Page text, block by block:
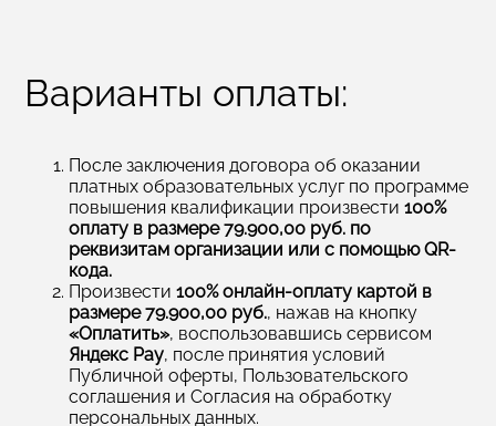
Варианты оплаты:
После заключения договора об оказании
платных образовательных услуг по программе
повышения квалификации произвести 100%
оплату в размере 79.900,00 руб. по
реквизитам организации или с помощью QR-
кода.
Произвести 100% онлайн-оплату картой в
размере 79.900,00 руб., нажав на кнопку
«Оплатить», воспользовавшись сервисом
Яндекс Pay, после принятия условий
Публичной оферты, Пользовательского
соглашения и Согласия на обработку
персональных данных.